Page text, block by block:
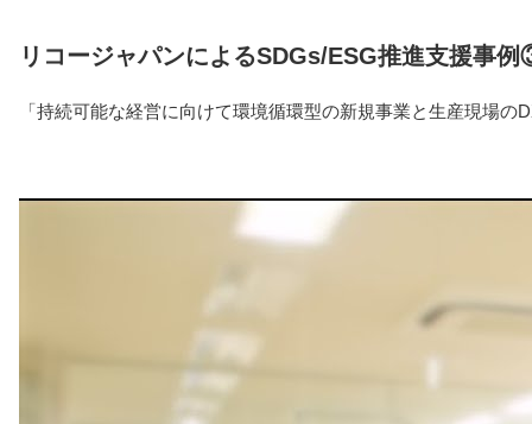
リコージャパンによるSDGs/ESG推進支援事
「持続可能な経営に向けて環境循環型の新規事業と生産現場